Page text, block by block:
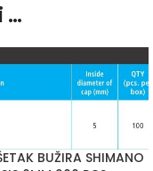
…
BUŽIRA SHIMANO